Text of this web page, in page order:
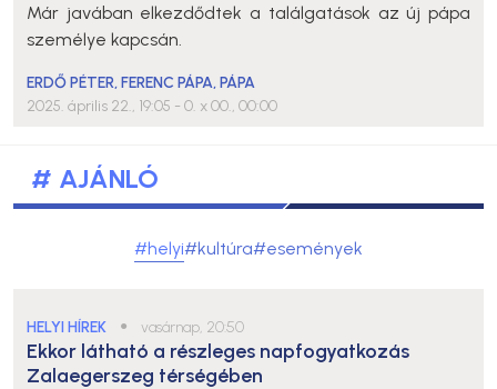
Már javában elkezdődtek a találgatások az új pápa
személye kapcsán.
ERDŐ PÉTER,FERENC PÁPA,PÁPA
2025. április 22., 19:05 - 0. x 00., 00:00
# AJÁNLÓ
#helyi#kultúra#események
HELYI HÍREK ● vasárnap, 20:50
Ekkor látható a részleges napfogyatkozás
Zalaegerszeg térségében